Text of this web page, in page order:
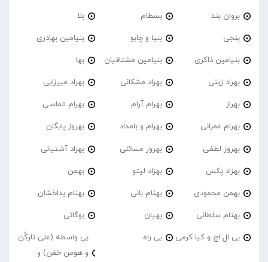
بروان بند بسطام بلا
بنجی بنیا و چابو بنیامین بهادری
بنیامین ذاکری بنیامین مشتاقیان بها
بهراد زینی بهراد مشکانی بهراد میرزایی
بهراز بهرام آرام بهرام الماسی
بهرام عمرانی بهرام و بامداد بهروز پایگان
بهروز لطفی بهروز مسائلی بهزاد آشتیانی
بهزاد پکس بهزاد لیتو بهمن
بهمن محمودی بهنام بانی بهنام بداخشان
بهنام سلطانی بهیان بوگاتی
بی ال اچ و کیا کرمی بی راه
بی واسطه (علی تارکُن
و هومن خفن) و